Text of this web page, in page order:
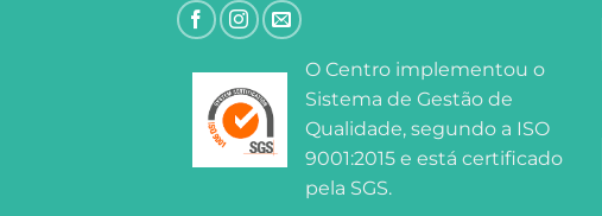
O Centro implementou o
Sistema de Gestão de
Qualidade, segundo a ISO
9001:2015 e está certificado
pela SGS.